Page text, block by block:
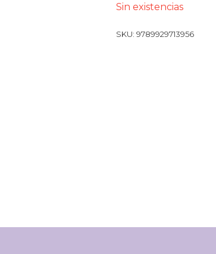
Sin existencias
SKU: 9789929713956